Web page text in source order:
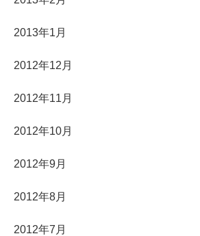
2013年1月
2012年12月
2012年11月
2012年10月
2012年9月
2012年8月
2012年7月